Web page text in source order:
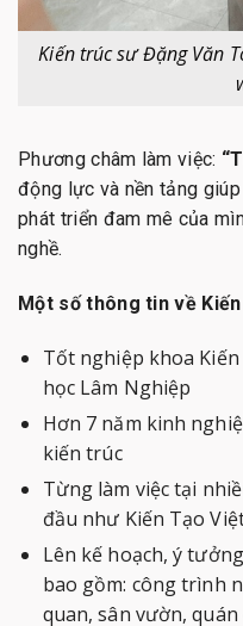
Kiến trúc sư Đặng Văn
Phương châm làm việc:
động lực và nền tảng
phát triển đam mê của
nghề.
Một số thông tin về
Tốt nghiệp khoa
học Lâm Nghiệp
Hơn 7 năm kinh
kiến trúc
Từng làm việc tại
đầu như Kiến Tạo
Lên kế hoạch, ý
bao gồm: công trình
quan, sân vườn, quán